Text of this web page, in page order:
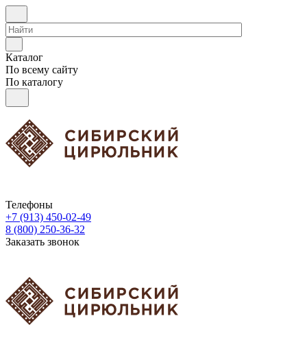
Каталог
По всему сайту
По каталогу
Телефоны
+7 (913) 450-02-49
8 (800) 250-36-32
Заказать звонок